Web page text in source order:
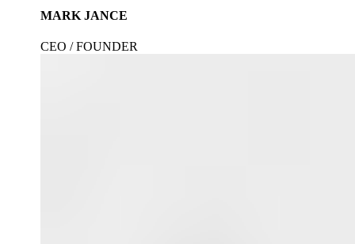
MARK JANCE
CEO / FOUNDER